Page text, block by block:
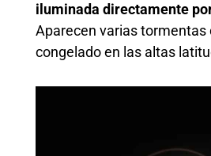
iluminada directamente
Aparecen varias tormentas
congelado en las altas